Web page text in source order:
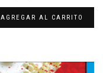
AGREGAR AL CARRITO